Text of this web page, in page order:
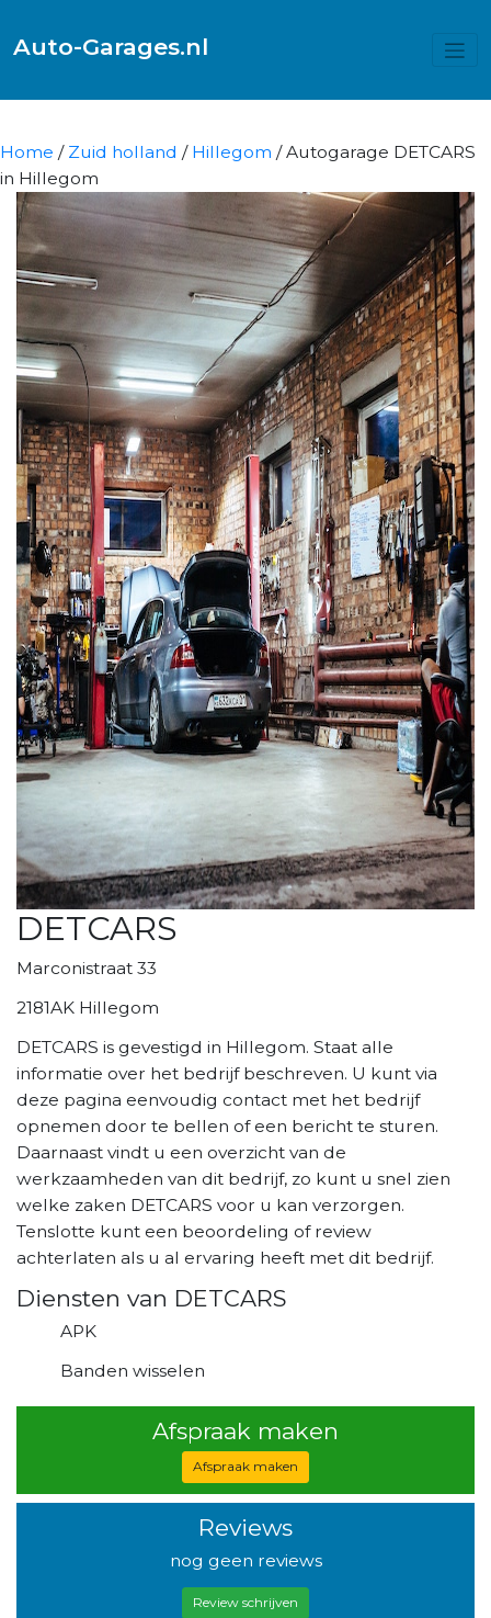
Auto-Garages.nl
Home / Zuid holland / Hillegom / Autogarage DETCARS
in Hillegom
DETCARS
Marconistraat 33
2181AK Hillegom
DETCARS is gevestigd in Hillegom. Staat alle
informatie over het bedrijf beschreven. U kunt via
deze pagina eenvoudig contact met het bedrijf
opnemen door te bellen of een bericht te sturen.
Daarnaast vindt u een overzicht van de
werkzaamheden van dit bedrijf, zo kunt u snel zien
welke zaken DETCARS voor u kan verzorgen.
Tenslotte kunt een beoordeling of review
achterlaten als u al ervaring heeft met dit bedrijf.
Diensten van DETCARS
APK
Banden wisselen
Afspraak maken
Afspraak maken
Reviews
nog geen reviews
Review schrijven